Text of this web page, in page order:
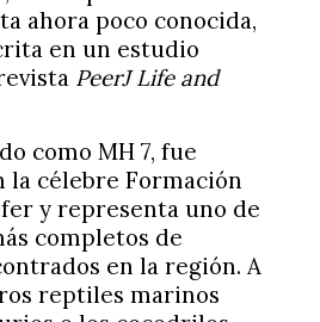
ahora poco conocida,
en un estudio
PeerJ Life and
como MH 7, fue
la célebre Formación
y representa uno de
completos de
en la región. A
reptiles marinos